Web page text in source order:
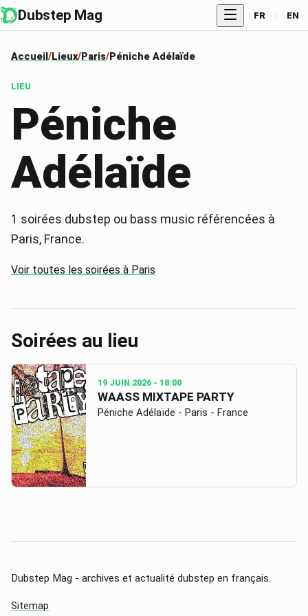
Dubstep Mag FR / EN
Accueil Lieux Paris Péniche Adélaïde
LIEU
Péniche
Adélaïde
1 soirées dubstep ou bass music référencées à
Paris, France.
Voir toutes les soirées à Paris
Soirées au lieu
19 JUIN 2026 - 18:00
WAASS MIXTAPE PARTY
Péniche Adélaïde - Paris - France
Dubstep Mag - archives et actualité dubstep en français.
Sitemap